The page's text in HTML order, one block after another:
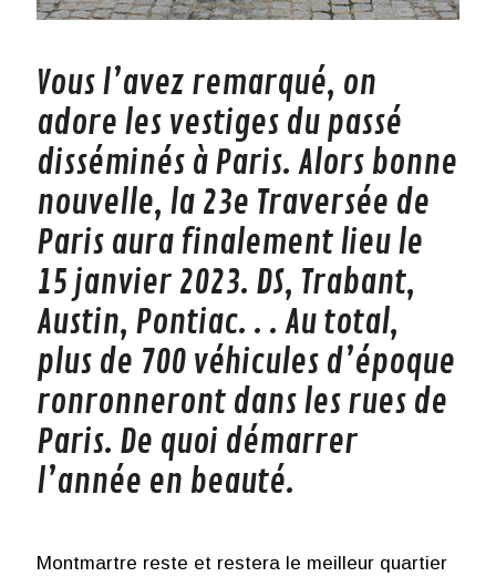
Vous l’avez remarqué, on
adore les vestiges du passé
disséminés à Paris. Alors bonne
nouvelle, la 23e Traversée de
Paris aura finalement lieu le
15 janvier 2023. DS, Trabant,
Austin, Pontiac. . . Au total,
plus de 700 véhicules d’époque
ronronneront dans les rues de
Paris. De quoi démarrer
l’année en beauté.
Montmartre reste et restera le meilleur quartier